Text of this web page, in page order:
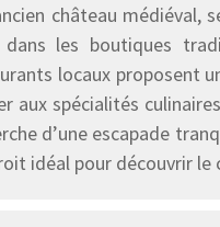
château médiéval,
dans les boutiques
locaux proposent
aux spécialités
d’une escapade
idéal pour découvrir